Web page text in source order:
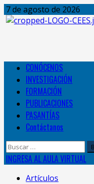
Skip
to
7 de agosto de 2026
Primary
Menu
CONÓCENOS
INVESTIGACIÓN
FORMACIÓN
PUBLICACIONES
PASANTÍAS
Contáctanos
Buscar:
INGRESA AL AULA VIRTUAL
Artículos